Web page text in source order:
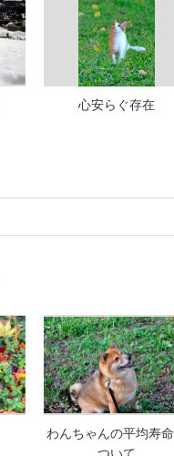
心安らぐ存在
わんちゃんの平均寿